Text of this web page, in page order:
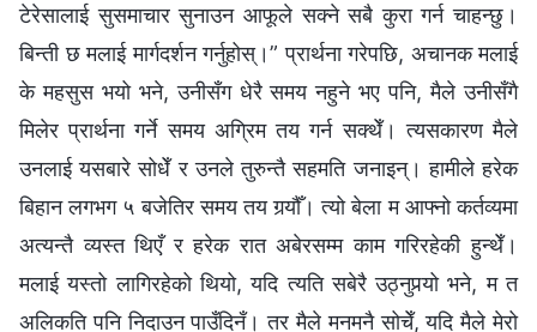
टेरेसालाई सुसमाचार सुनाउन आफूले सक्ने सबै कुरा गर्न चाहन्छु।
बिन्ती छ मलाई मार्गदर्शन गर्नुहोस्।” प्रार्थना गरेपछि, अचानक मलाई
के महसुस भयो भने, उनीसँग धेरै समय नहुने भए पनि, मैले उनीसँगै
मिलेर प्रार्थना गर्ने समय अग्रिम तय गर्न सक्थेँ। त्यसकारण मैले
उनलाई यसबारे सोधेँ र उनले तुरुन्तै सहमति जनाइन्। हामीले हरेक
बिहान लगभग ५ बजेतिर समय तय गर्‍यौँ। त्यो बेला म आफ्नो कर्तव्यमा
अत्यन्तै व्यस्त थिएँ र हरेक रात अबेरसम्म काम गरिरहेकी हुन्थेँ।
मलाई यस्तो लागिरहेको थियो, यदि त्यति सबेरै उठ्नुपर्‍यो भने, म त
अलिकति पनि निदाउन पाउँदिनँ। तर मैले मनमनै सोचेँ, यदि मैले मेरो